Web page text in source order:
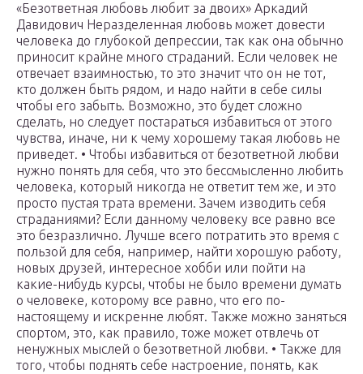
«Безответная любовь любит за двоих» Аркадий
Давидович Неразделенная любовь может довести
человека до глубокой депрессии, так как она обычно
приносит крайне много страданий. Если человек не
отвечает взаимностью, то это значит что он не тот,
кто должен быть рядом, и надо найти в себе силы
чтобы его забыть. Возможно, это будет сложно
сделать, но следует постараться избавиться от этого
чувства, иначе, ни к чему хорошему такая любовь не
приведет. • Чтобы избавиться от безответной любви
нужно понять для себя, что это бессмысленно любить
человека, который никогда не ответит тем же, и это
просто пустая трата времени. Зачем изводить себя
страданиями? Если данному человеку все равно все
это безразлично. Лучше всего потратить это время с
пользой для себя, например, найти хорошую работу,
новых друзей, интересное хобби или пойти на
какие-нибудь курсы, чтобы не было времени думать
о человеке, которому все равно, что его по-
настоящему и искренне любят. Также можно заняться
спортом, это, как правило, тоже может отвлечь от
ненужных мыслей о безответной любви. • Также для
того, чтобы поднять себе настроение, понять, как